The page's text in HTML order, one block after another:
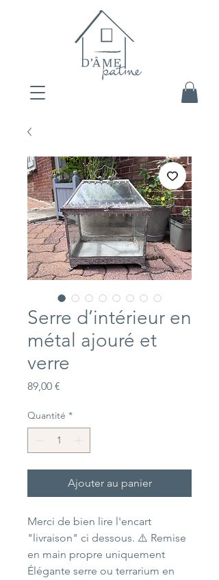
Serre d’intérieur en
métal ajouré et
verre
89,00 €
Quantité *
Ajouter au panier
Merci de bien lire l'encart
"livraison" ci dessous. ⚠️ Remise
en main propre uniquement
Élégante serre ou terrarium en